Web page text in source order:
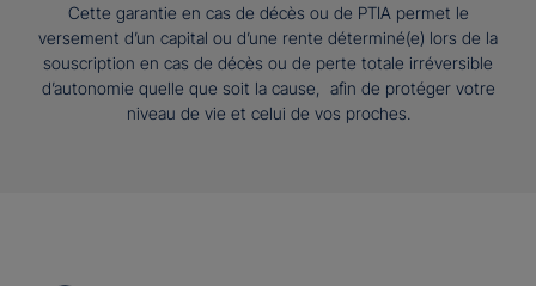
Cette garantie en cas de décès ou de PTIA permet le
versement d’un capital ou d’une rente déterminé(e) lors de la
souscription en cas de décès ou de perte totale irréversible
d’autonomie quelle que soit la cause, afin de protéger votre
niveau de vie et celui de vos proches.